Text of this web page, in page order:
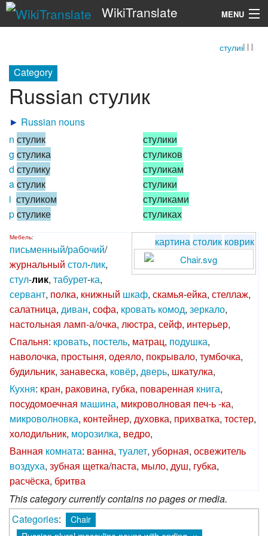
WikiTranslate MENU
стулик
Category
Russian стулик
► Russian nouns
n стулик
g стулика
d стулику
aстулик
i стуликом
pстулике
стулики
стуликов
стуликам
стулики
стуликами
стуликах
картинастолик коврик
Мебель:
письменный/рабочий/
журнальный стол-лик,
стул-лик, табурет-ка,
сервант, полка, книжный шкаф, скамья-ейка, стеллаж,
салатница, диван, софа, кровать комод, зеркало,
настольная ламп-а/очка, люстра, сейф, интерьер,
Спальня: кровать, постель, матрац, подушка,
наволочка, простыня, одеяло, покрывало, тумбочка,
будильник, занавеска, ковёр, дверь, шкатулка,
Кухня: кран, раковина, губка, поваренная книга,
посудомоечная машина, микроволновая печ-ь-ка,
микроволновка, контейнер, духовка, прихватка, тостер,
холодильник, морозилка, ведро,
Ванная комната: ванна, туалет, уборная, освежитель
воздуха, зубная щетка/паста, мыло, душ, губка,
расчёска, бритва
This category currently contains no pages or media.
Categories:
Chair